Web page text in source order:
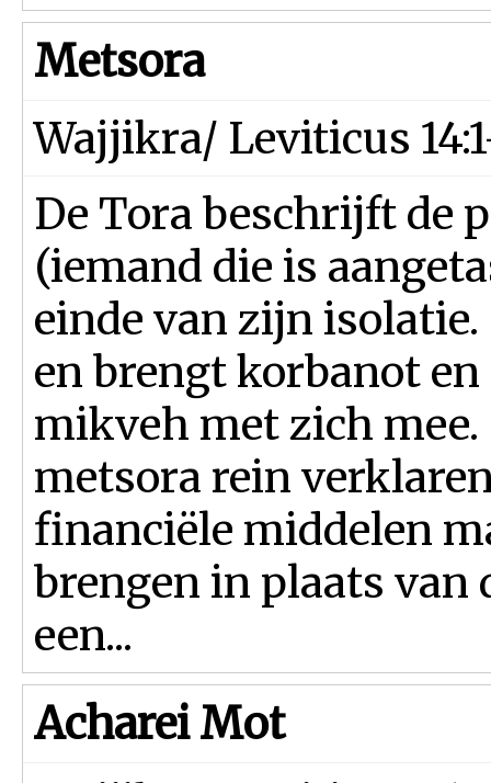
Metsora
Wajjikra/ Leviticus
De Tora beschrijft de
(iemand die is
einde van zijn
en brengt korbanot
mikveh met zich mee.
metsora rein
financiële mid­delen
brengen in plaats van
een...
Acharei Mot